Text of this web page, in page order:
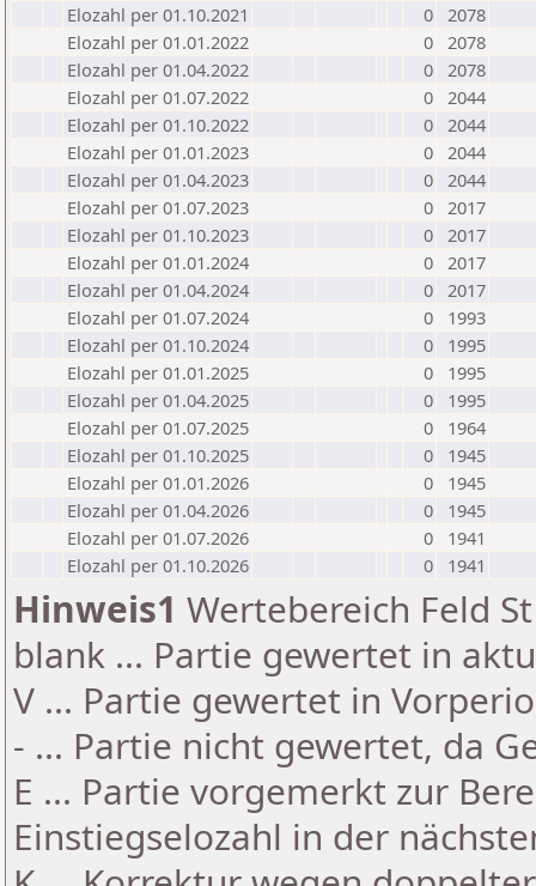
Elozahl per 01.10.2021
0 2078
Elozahl per 01.01.2022
0 2078
Elozahl per 01.04.2022
0 2078
Elozahl per 01.07.2022
0 2044
Elozahl per 01.10.2022
0 2044
Elozahl per 01.01.2023
0 2044
Elozahl per 01.04.2023
0 2044
Elozahl per 01.07.2023
0 2017
Elozahl per 01.10.2023
0 2017
Elozahl per 01.01.2024
0 2017
Elozahl per 01.04.2024
0 2017
Elozahl per 01.07.2024
0
1993
Elozahl per 01.10.2024
0
1995
Elozahl per 01.01.2025
0
1995
Elozahl per 01.04.2025
0
1995
Elozahl per 01.07.2025
0
1964
Elozahl per 01.10.2025
0
1945
Elozahl per 01.01.2026
0
1945
Elozahl per 01.04.2026
0
1945
Elozahl per 01.07.2026
0
1941
Elozahl per 01.10.2026
0 1941
Hinweis1 Wertebereich Feld
blank ... Partie gewertet in
V ... Partie gewertet in
- ... Partie nicht gewertet, da
E ... Partie vorgemerkt zur
Einstiegselozahl in der